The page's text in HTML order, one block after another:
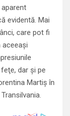
evidentă. Mai
care pot fi
aceeaşi
dar şi pe
Martiş în